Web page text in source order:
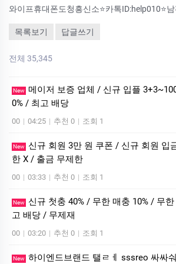
목록보기 답글쓰기
전체 35,345
New 메이저 보증 업체 / 신규 입플
0% / 최고 배당
00 | 04:25 | 추천 0 | 조회 1
New
신규 회원 3만 원 쿠폰 / 신규 회원 입
한 X / 출금 무제한
00 | 03:33 | 추천 0 | 조회 1
New
신규 첫충 40% / 무한 매충 10% / 무
고 배당 / 무제재
00 | 03:20 | 추천 0 | 조회 1
New 하이엔드브랜드 탤ㄹㅔ sssreo 싸싸